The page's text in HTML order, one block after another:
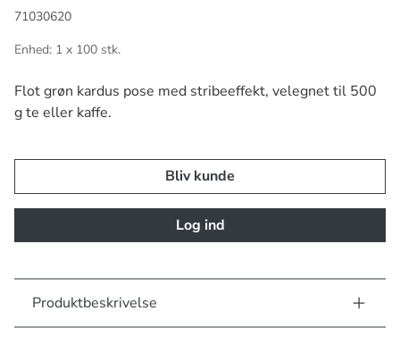
71030620
Enhed: 1 x 100 stk.
Flot grøn kardus pose med stribeeffekt, velegnet til 500
g te eller kaffe.
Bliv kunde
Log ind
Produktbeskrivelse